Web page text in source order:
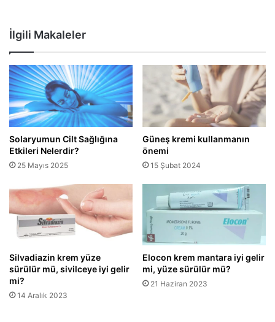
İlgili Makaleler
Solaryumun Cilt Sağlığına
Etkileri Nelerdir?
25 Mayıs 2025
Güneş kremi kullanmanın
önemi
15 Şubat 2024
Silvadiazin krem yüze
sürülür mü, sivilceye iyi gelir
mi?
14 Aralık 2023
Elocon krem mantara iyi gelir
mi, yüze sürülür mü?
21 Haziran 2023